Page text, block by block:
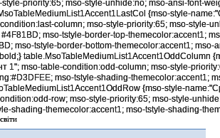
priority:65; mso-style-unhide:no; mso-ansi-font-
{mso-style-
column; mso-style-priority:65; mso-style-
mso-tstyle-border-top-themecolor:accent1;
mso-tstyle-border-bottom-themecolor:accent1; mso-
table.MsoTableMediumList1Accent1OddColumn
1"; mso-table-condition:odd-column; mso-style-
mso-tstyle-shading-themecolor:accent1;
{mso-style-
row; mso-style-priority:65; mso-style-
shading-themecolor:accent1; mso-tstyle-shading-